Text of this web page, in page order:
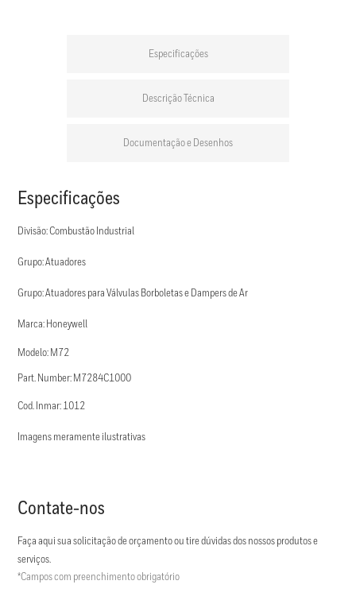
Especificações
Descrição Técnica
Documentação e Desenhos
Especificações
Divisão: Combustão Industrial
Grupo: Atuadores
Grupo: Atuadores para Válvulas Borboletas e Dampers de Ar
Marca: Honeywell
Modelo: M72
Part. Number: M7284C1000
Cod. Inmar: 1012
Imagens meramente ilustrativas
Contate-nos
Faça aqui sua solicitação de orçamento ou tire dúvidas dos nossos produtos e
serviços.
*Campos com preenchimento obrigatório